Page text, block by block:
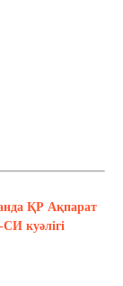
ҚР Ақпарат
куәлігі